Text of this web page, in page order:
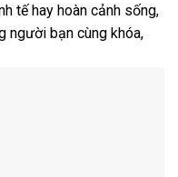
tế hay hoàn cảnh sống,
người bạn cùng khóa,